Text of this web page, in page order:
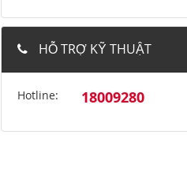
HỖ TRỢ KỸ THUẬT
Hotline: 18009280